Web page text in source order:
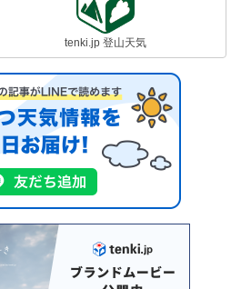
tenki.jp 登山天気